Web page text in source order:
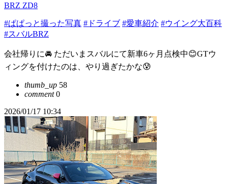
BRZ ZD8
#ぱぱっと撮った写真 #ドライブ #愛車紹介 #ウイング大百科
#スバルBRZ
会社帰りに🚘 ただいまスバルにて新車6ヶ月点検中😊GTウ
ィングを付けたのは、やり過ぎたかな😰
thumb_up 58
comment0
2026/01/17 10:34